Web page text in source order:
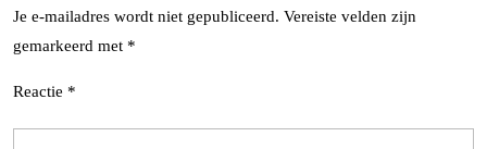
Je e-mailadres wordt niet gepubliceerd. Vereiste velden zijn
gemarkeerd met *
Reactie *